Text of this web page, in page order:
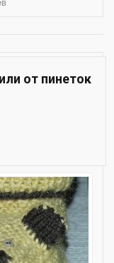
от пинеток